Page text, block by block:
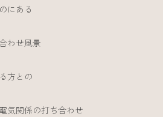
にある
わせ風景
方との
気関係の打ち合わせ